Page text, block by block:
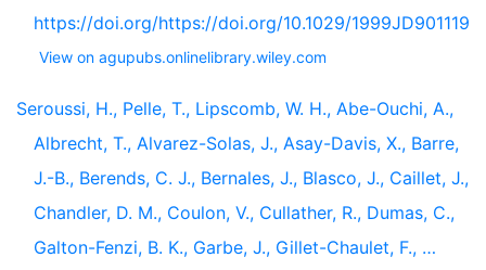
https://doi.org/https://doi.org/10.1029/1999JD901119
View on agupubs.onlinelibrary.wiley.com
Seroussi, H., Pelle, T., Lipscomb, W. H., Abe-Ouchi, A.,
Albrecht, T., Alvarez-Solas, J., Asay-Davis, X., Barre,
J.-B., Berends, C. J., Bernales, J., Blasco, J., Caillet, J.,
Chandler, D. M., Coulon, V., Cullather, R., Dumas, C.,
Galton-Fenzi, B. K., Garbe, J., Gillet-Chaulet, F., …